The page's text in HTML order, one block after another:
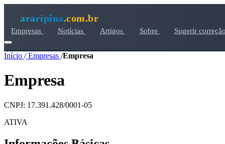
araripina.com.br
Empresas Notícias Artigos Sobre Sugerir
Início /Empresas /Empresa
Empresa
CNPJ: 17.391.428/0001-05
ATIVA